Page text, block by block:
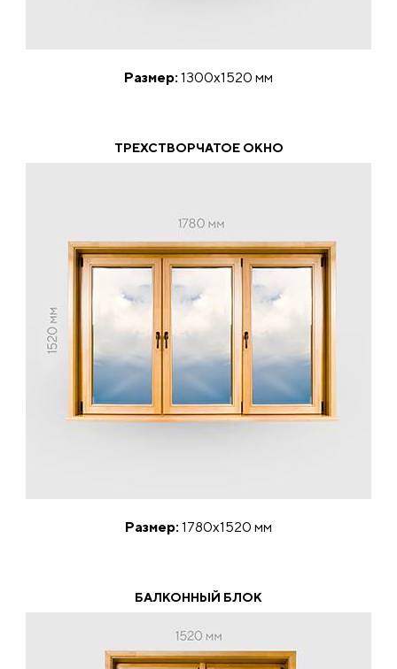
Размер: 1300х1520 мм
ТРЕХСТВОРЧАТОЕ ОКНО
Размер: 1780х1520 мм
БАЛКОННЫЙ БЛОК